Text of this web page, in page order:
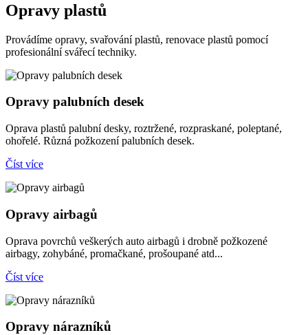
Opravy plastů
Provádíme opravy, svařování plastů, renovace plastů pomocí
profesionální svářecí techniky.
Opravy palubních desek
Oprava plastů palubní desky, roztržené, rozpraskané, poleptané,
ohořelé. Různá požkození palubních desek.
Číst více
Opravy airbagů
Oprava povrchů veškerých auto airbagů i drobně požkozené
airbagy, zohybáné, promačkané, prošoupané atd...
Číst více
Opravy nárazníků